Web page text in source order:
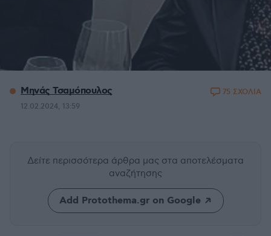
Μηνάς Τσαμόπουλος
12.02.2024, 13:59
75 ΣΧΟΛΙΑ
Δείτε περισσότερα άρθρα μας στα αποτελέσματα
αναζήτησης
Add Protothema.gr on Google